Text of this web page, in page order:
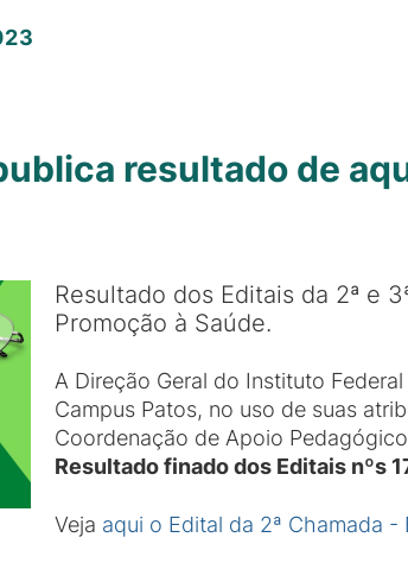
resultado de
Resultado dos Editais da 2ª e
Promoção à Saúde.
A Direção Geral do Instituto
Campus Patos, no uso de suas
Coordenação de Apoio
Resultado finado dos Editais nºs
Veja aqui o Edital da 2ª Chamada -